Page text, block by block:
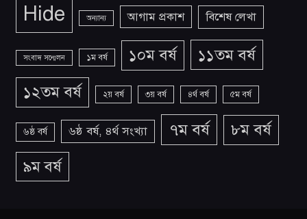
Hide অন্যান্য আগাম প্রকাশ বিশেষ লেখা
সংবাদ সন্মেলন ১ম বর্ষ ১০ম বর্ষ ১১তম বর্ষ
১২তম বর্ষ ২য় বর্ষ ৩য় বর্ষ ৪র্থ বর্ষ ৫ম বর্ষ
৬ষ্ঠ বর্ষ ৬ষ্ঠ বর্ষ, ৪র্থ সংখ্যা ৭ম বর্ষ
৮ম বর্ষ
৯ম বর্ষ